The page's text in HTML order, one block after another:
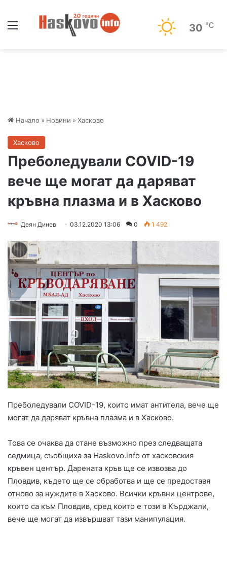
30 ℃
Начало » Новини » Хасково
Хасково
Преболедували COVID-19
вече ще могат да даряват
кръвна плазма и в Хасково
Деян Динев 03.12.2020 13:06 0 1 492
Преболедували COVID-19, които имат антитела, вече ще
могат да даряват кръвна плазма и в Хасково.
Това се очаква да стане възможно през следващата
седмица, съобщиха за Haskovo.info от хасковския
кръвен център. Дарената кръв ще се извозва до
Пловдив, където ще се обработва и ще се предоставя
отново за нуждите в Хасково. Всички кръвни центрове,
които са към Пловдив, сред които е този в Кърджали,
вече ще могат да извършват тази манипулация.